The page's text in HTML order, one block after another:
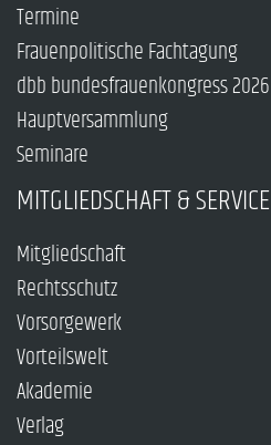
Termine
Frauenpolitische Fachtagung
dbb bundesfrauenkongress 2026
Hauptversammlung
Seminare
MITGLIEDSCHAFT & SERVICE
Mitgliedschaft
Rechtsschutz
Vorsorgewerk
Vorteilswelt
Akademie
Verlag